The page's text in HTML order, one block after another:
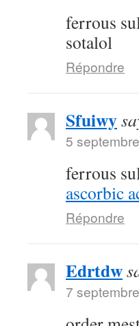
ferrous
sotalol
Répondre
Sfuiwy
5
ferrous
ascorbic
Répondre
Edrtdw
7